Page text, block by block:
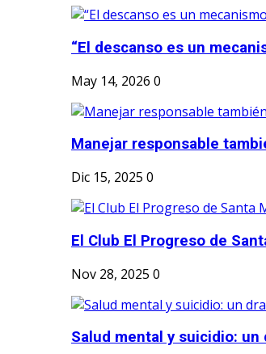
“El descanso es un
May 14, 2026 0
Manejar responsable
Dic 15, 2025 0
El Club El Progreso de
Nov 28, 2025 0
Salud mental y suicidio: un